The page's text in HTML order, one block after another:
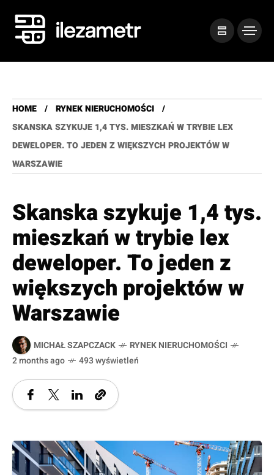
HOME
RYNEK NIERUCHOMOŚCI
SKANSKA SZYKUJE 1,4 TYS. MIESZKAŃ W TRYBIE LEX
DEWELOPER. TO JEDEN Z WIĘKSZYCH PROJEKTÓW W
WARSZAWIE
Skanska szykuje 1,4 tys.
mieszkań w trybie lex
deweloper. To jeden z
większych projektów w
Warszawie
MICHAŁ SZAPCZACK
RYNEK NIERUCHOMOŚCI
2 months ago
493 wyświetleń